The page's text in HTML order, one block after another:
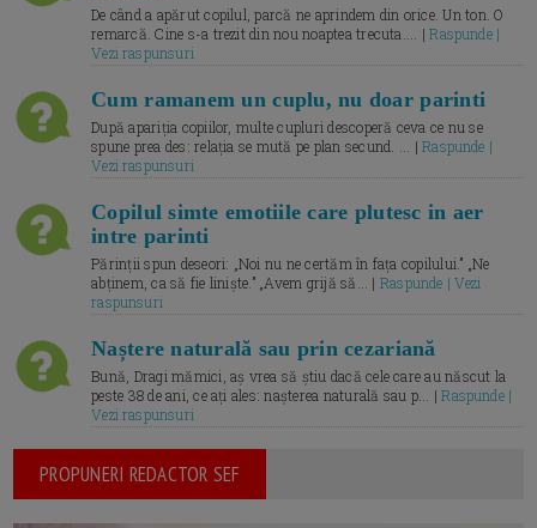
De când a apărut copilul, parcă ne aprindem din orice. Un ton. O
remarcă. Cine s-a trezit din nou noaptea trecuta.... |Raspunde |
Vezi raspunsuri
Cum ramanem un cuplu, nu doar parinti
După apariția copiilor, multe cupluri descoperă ceva ce nu se
spune prea des: relația se mută pe plan secund. ... |Raspunde |
Vezi raspunsuri
Copilul simte emotiile care plutesc in aer
intre parinti
Părinții spun deseori: „Noi nu ne certăm în fața copilului.” „Ne
abținem, ca să fie liniște.” „Avem grijă să... | Raspunde | Vezi
raspunsuri
Naștere naturală sau prin cezariană
Bună, Dragi mămici, aș vrea să știu dacă cele care au născut la
peste 38 de ani, ce ați ales: nașterea naturală sau p... |Raspunde |
Vezi raspunsuri
PROPUNERI REDACTOR SEF